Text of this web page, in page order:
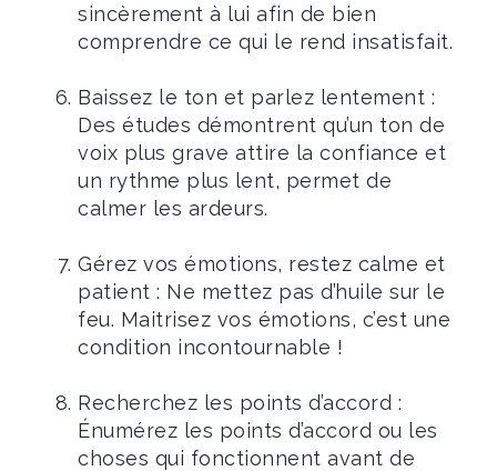
sincèrement à lui afin de bien
comprendre ce qui le rend insatisfait.
Baissez le ton et parlez lentement :
Des études démontrent qu’un ton de
voix plus grave attire la confiance et
un rythme plus lent, permet de
calmer les ardeurs.
Gérez vos émotions, restez calme et
patient : Ne mettez pas d’huile sur le
feu. Maitrisez vos émotions, c’est une
condition incontournable !
Recherchez les points d’accord :
Énumérez les points d’accord ou les
choses qui fonctionnent avant de